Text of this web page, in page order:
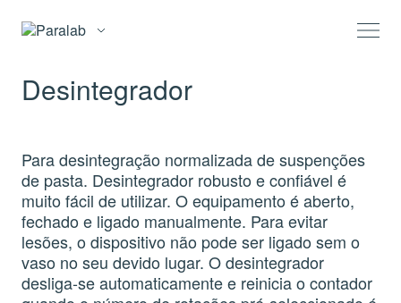
Desintegrador
Para desintegração normalizada de suspenções
de pasta. Desintegrador robusto e confiável é
muito fácil de utilizar. O equipamento é aberto,
fechado e ligado manualmente. Para evitar
lesões, o dispositivo não pode ser ligado sem o
vaso no seu devido lugar. O desintegrador
desliga-se automaticamente e reinicia o contador